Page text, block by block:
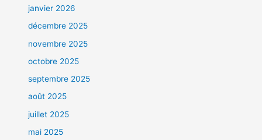
janvier 2026
décembre 2025
novembre 2025
octobre 2025
septembre 2025
août 2025
juillet 2025
mai 2025